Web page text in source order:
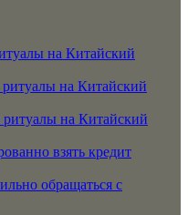
на Китайский
на Китайский
на Китайский
взять кредит
обращаться с